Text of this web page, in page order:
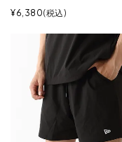
¥6,380 税込